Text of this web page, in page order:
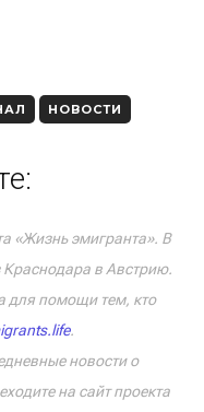
НОВОСТИ
«Жизнь эмигранта». В
Краснодара в Австрию.
для помощи тем, кто
.
новости о
на сайт проекта